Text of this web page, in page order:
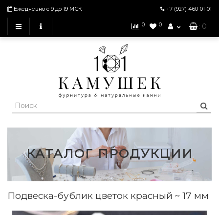
Ежедневно с 9 до 19 МСК +7 (927) 460-01-01
0 0 : 0
КАТАЛОГ ПРОДУКЦИИ
Подвеска-бублик цветок красный ~ 17 мм